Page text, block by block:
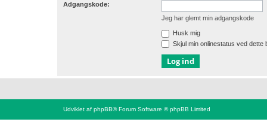
Adgangskode:
Jeg har glemt min adgangskode
Husk mig
Skjul min onlinestatus ved dette
Udviklet af phpBB® Forum Software © phpBB Limited